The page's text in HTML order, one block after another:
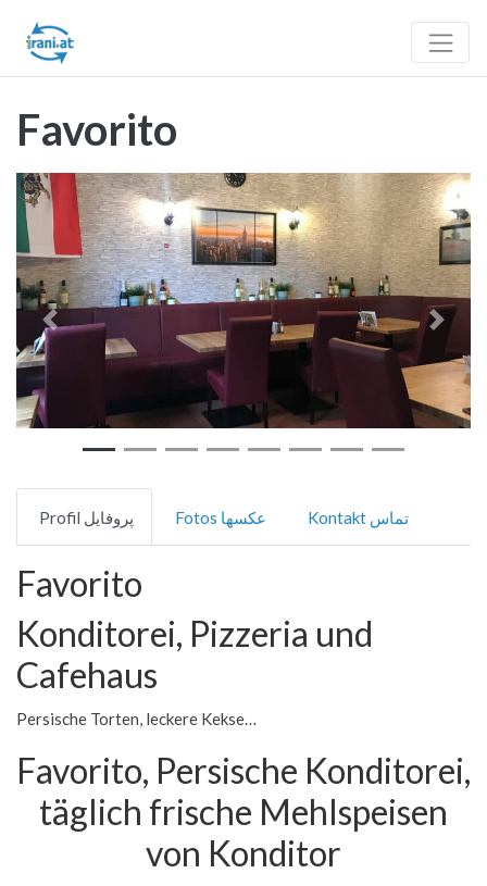
Favorito
Vorheriges
Profil پروفایل Fotos عکسها Kontakt تماس
Favorito
Konditorei, Pizzeria und
Cafehaus
Persische Torten, leckere Kekse…
Favorito, Persische Konditorei,
täglich frische Mehlspeisen
von Konditor